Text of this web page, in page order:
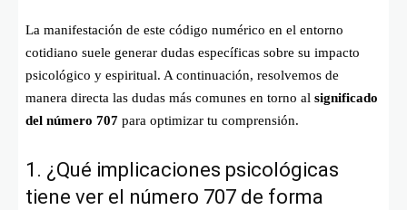
La manifestación de este código numérico en el entorno
cotidiano suele generar dudas específicas sobre su impacto
psicológico y espiritual. A continuación, resolvemos de
manera directa las dudas más comunes en torno al significado
del número 707 para optimizar tu comprensión.
1. ¿Qué implicaciones psicológicas
tiene ver el número 707 de forma